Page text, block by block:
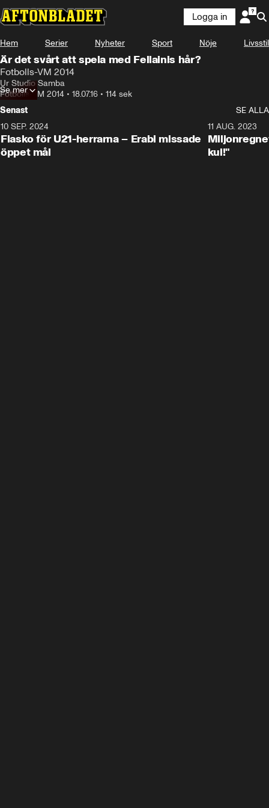
Logga in
Hem Serier Nyheter Sport Nöje Livsstil
Är det svårt att spela med Fellainis hår?
Fotbolls-VM 2014
Ur Studio Samba
Fotbolls-VM 2014 • 18.07.16 • 114 sek
Se mer
Senast
SE ALLA
10 SEP. 2024
Fiasko för U21-herrarna – Erabi missade
öppet mål
11 AUG. 2023
kul!"